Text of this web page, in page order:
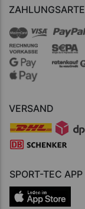
VERSAND
SPORT-TEC APP